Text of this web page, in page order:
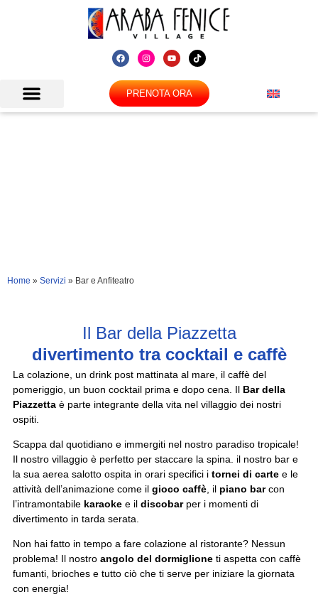
PRENOTA ORA
Home » Servizi » Bar e Anfiteatro
Il Bar della Piazzetta
divertimento tra cocktail e caffè
La colazione, un drink post mattinata al mare, il caffè del
pomeriggio, un buon cocktail prima e dopo cena. Il Bar della
Piazzettaè parte integrante della vita nel villaggio dei nostri
ospiti.
Scappa dal quotidiano e immergiti nel nostro paradiso tropicale!
Il nostro villaggio è perfetto per staccare la spina. il nostro bar e
la sua aerea salotto ospita in orari specifici i tornei di cartee le
attività dell’animazione come il gioco caffè, il piano barcon
l’intramontabile karaokee il discobarper i momenti di
divertimento in tarda serata.
Non hai fatto in tempo a fare colazione al ristorante? Nessun
problema! Il nostro angolo del dormiglioneti aspetta con caffè
fumanti, brioches e tutto ciò che ti serve per iniziare la giornata
con energia!